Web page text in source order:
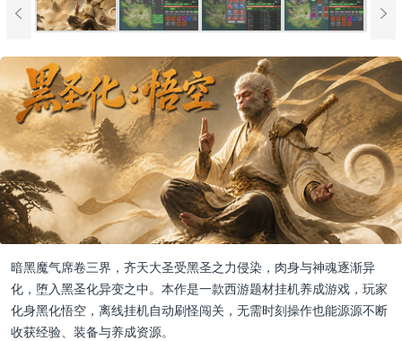
暗黑魔气席卷三界，齐天大圣受黑圣之力侵染，肉身与神魂逐渐异
化，堕入黑圣化异变之中。本作是一款西游题材挂机养成游戏，玩家
化身黑化悟空，离线挂机自动刷怪闯关，无需时刻操作也能源源不断
收获经验、装备与养成资源。